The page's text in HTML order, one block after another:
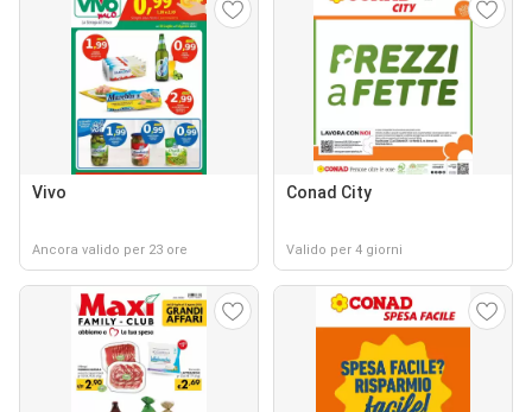
Vivo
Ancora valido per 23 ore
Conad City
Valido per 4 giorni